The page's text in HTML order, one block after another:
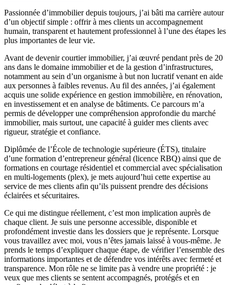
Passionnée d’immobilier depuis toujours, j’ai bâti ma carrière autour
d’un objectif simple : offrir à mes clients un accompagnement
humain, transparent et hautement professionnel à l’une des étapes les
plus importantes de leur vie.
Avant de devenir courtier immobilier, j’ai œuvré pendant près de 20
ans dans le domaine immobilier et de la gestion d’infrastructures,
notamment au sein d’un organisme à but non lucratif venant en aide
aux personnes à faibles revenus. Au fil des années, j’ai également
acquis une solide expérience en gestion immobilière, en rénovation,
en investissement et en analyse de bâtiments. Ce parcours m’a
permis de développer une compréhension approfondie du marché
immobilier, mais surtout, une capacité à guider mes clients avec
rigueur, stratégie et confiance.
Diplômée de l’École de technologie supérieure (ÉTS), titulaire
d’une formation d’entrepreneur général (licence RBQ) ainsi que de
formations en courtage résidentiel et commercial avec spécialisation
en multi-logements (plex), je mets aujourd’hui cette expertise au
service de mes clients afin qu’ils puissent prendre des décisions
éclairées et sécuritaires.
Ce qui me distingue réellement, c’est mon implication auprès de
chaque client. Je suis une personne accessible, disponible et
profondément investie dans les dossiers que je représente. Lorsque
vous travaillez avec moi, vous n’êtes jamais laissé à vous-même. Je
prends le temps d’expliquer chaque étape, de vérifier l’ensemble des
informations importantes et de défendre vos intérêts avec fermeté et
transparence. Mon rôle ne se limite pas à vendre une propriété : je
veux que mes clients se sentent accompagnés, protégés et en